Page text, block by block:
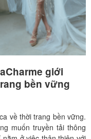
giới
bền vững
về thời trang bền vững.
muốn truyền tải thông